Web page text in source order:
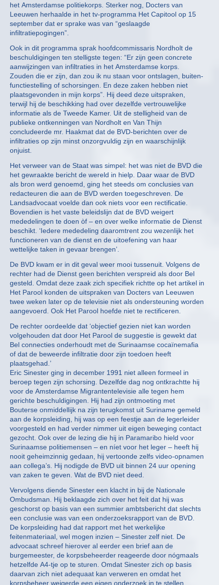
het Amsterdamse politiekorps. Sterker nog, Docters van
Leeuwen herhaalde in het tv-programma Het Capitool op 15
september dat er sprake was van “geslaagde
infiltratiepogingen”.
Ook in dit programma sprak hoofdcommissaris Nordholt de
beschuldigingen ten stelligste tegen: “Er zijn geen concrete
aanwijzingen van infiltraties in het Amsterdamse korps.
Zouden die er zijn, dan zou ik nu staan voor ontslagen, buiten-
functiestelling of schorsingen. En deze zaken hebben niet
plaatsgevonden in mijn korps”. Hij deed deze uitspraken,
terwijl hij de beschikking had over dezelfde vertrouwelijke
informatie als de Tweede Kamer. Uit de stelligheid van de
publieke ontkenningen van Nordholt en Van Thijn
concludeerde mr. Haakmat dat de BVD-berichten over de
infiltraties op zijn minst onzorgvuldig zijn en waarschijnlijk
onjuist.
Het verweer van de Staat was simpel: het was niet de BVD die
het gewraakte bericht de wereld in hielp. Daar waar de BVD
als bron werd genoemd, ging het steeds om conclusies van
redacteuren die aan de BVD werden toegeschreven. De
Landsadvocaat voelde dan ook niets voor een rectificatie.
Bovendien is het vaste beleidslijn dat de BVD weigert
mededelingen te doen òf – en over welke informatie de Dienst
beschikt. ‘Iedere mededeling daaromtrent zou wezenlijk het
functioneren van de dienst en de uitoefening van haar
wettelijke taken in gevaar brengen’.
De BVD kwam er in dit geval weer mooi tussenuit. Volgens de
rechter had de Dienst geen berichten verspreid als door Bel
gesteld. Omdat deze zaak zich specifiek richtte op het artikel in
Het Parool konden de uitspraken van Docters van Leeuwen
twee weken later op de televisie niet als ondersteuning worden
aangevoerd. Ook Het Parool hoefde niet te rectificeren.
De rechter oordeelde dat ‘objectief gezien niet kan worden
volgehouden dat door Het Parool de suggestie is gewekt dat
Bel connecties onderhoudt met de Surinaamse cocaïnemafia
of dat de beweerde infiltratie door zijn toedoen heeft
plaatsgehad.’
Eric Sinester ging in december 1991 niet alleen formeel in
beroep tegen zijn schorsing. Dezelfde dag nog ontkrachtte hij
voor de Amsterdamse Migrantentelevisie alle tegen hem
gerichte beschuldigingen. Hij had zijn ontmoeting met
Bouterse onmiddellijk na zijn terugkomst uit Suriname gemeld
aan de korpsleiding, hij was op een feestje aan de legerleider
voorgesteld en had verder nimmer uit eigen beweging contact
gezocht. Ook over de lezing die hij in Paramaribo hield voor
Surinaamse politiemensen – en níet voor het leger – heeft hij
nooit geheimzinnig gedaan, hij vertoonde zelfs video-opnamen
aan collega’s. Hij nodigde de BVD uit binnen 24 uur opening
van zaken te geven. Wat de BVD niet deed.
Vervolgens diende Sinester een klacht in bij de Nationale
Ombudsman. Hij beklaagde zich over het feit dat hij was
geschorst op basis van een summier ambtsbericht dat slechts
een conclusie was van een onderzoeksrapport van de BVD.
De korpsleiding had dat rapport met het werkelijke
feitenmateriaal, wel mogen inzien – Sinester zelf niet. De
advocaat schreef hierover al eerder een brief aan de
burgemeester, de korpsbeheerder reageerde door nógmaals
hetzelfde A4-tje op te sturen. Omdat Sinester zich op basis
daarvan zich niet adequaat kan verweren en omdat het
korpsbeheer weigerde een eigen onderzoek in te stellen,